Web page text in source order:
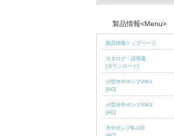
製品情報<Menu>
製品情報トップページ
カタログ・説明書
[ダウンロード]
小型水中ポンプVM-1
[AC]
小型水中ポンプVM-2
[AC]
水中ポンプB-100